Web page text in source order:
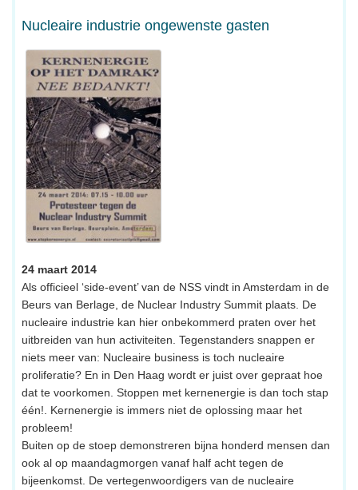
Nucleaire industrie ongewenste gasten
24 maart 2014
Als officieel ‘side-event’ van de NSS vindt in Amsterdam in de
Beurs van Berlage, de Nuclear Industry Summit plaats. De
nucleaire industrie kan hier onbekommerd praten over het
uitbreiden van hun activiteiten. Tegenstanders snappen er
niets meer van: Nucleaire business is toch nucleaire
proliferatie? En in Den Haag wordt er juist over gepraat hoe
dat te voorkomen. Stoppen met kernenergie is dan toch stap
één!. Kernenergie is immers niet de oplossing maar het
probleem!
Buiten op de stoep demonstreren bijna honderd mensen dan
ook al op maandagmorgen vanaf half acht tegen de
bijeenkomst. De vertegenwoordigers van de nucleaire